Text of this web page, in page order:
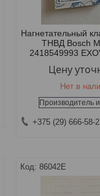
Нагнетательный
ТНВД Bosch
2418549993
Цену
Нет в
Производитель
+375 (29) 666-58-
86042E